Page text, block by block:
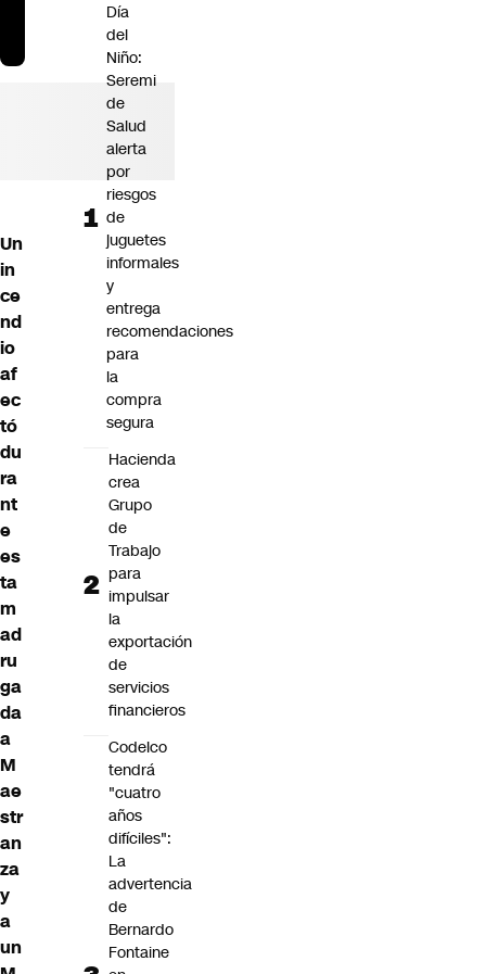
Un
in
ce
nd
io
af
ec
tó
du
ra
nt
e
es
ta
m
ad
ru
ga
da
a
M
ae
str
an
za
y
a
un
Día
del
Niño:
Seremi
de
Salud
alerta
por
riesgos
de
juguetes
informales
y
entrega
recomendaciones
para
la
compra
segura
Hacienda
crea
Grupo
de
Trabajo
para
impulsar
la
exportación
de
servicios
financieros
Codelco
tendrá
"cuatro
años
difíciles":
La
advertencia
de
Bernardo
Fontaine